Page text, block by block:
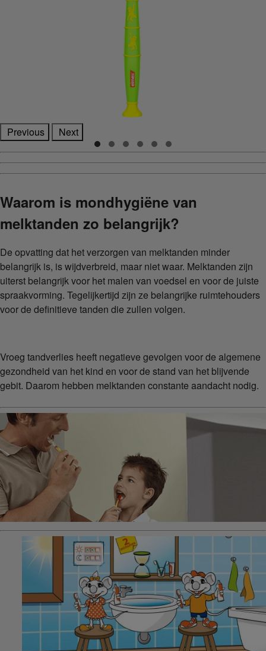
Previous Next
Waarom is mondhygiëne van
melktanden zo belangrijk?
De opvatting dat het verzorgen van melktanden minder
belangrijk is, is wijdverbreid, maar niet waar. Melktanden zijn
uiterst belangrijk voor het malen van voedsel en voor de juiste
spraakvorming. Tegelijkertijd zijn ze belangrijke ruimtehouders
voor de definitieve tanden die zullen volgen.
Vroeg tandverlies heeft negatieve gevolgen voor de algemene
gezondheid van het kind en voor de stand van het blijvende
gebit. Daarom hebben melktanden constante aandacht nodig.